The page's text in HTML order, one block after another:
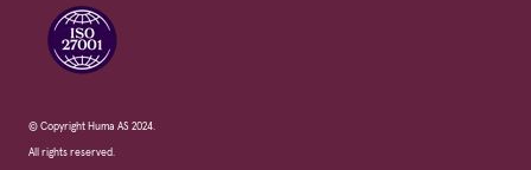
© Copyright Huma AS 2024.
All rights reserved.